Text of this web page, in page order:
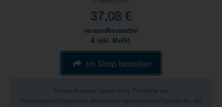
37,08 €
versandkostenfrei
& inkl. MwSt.
im Shop bestellen
Dieser Anbieter bietet viele Produkte auf
PreisvergleichApotheke.de zu noch günstigeren Preisen an, die